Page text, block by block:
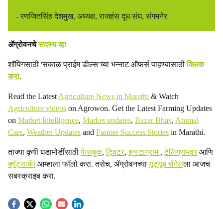
- रणजितसिंह देशमुख, अध्यक्ष, राजहंस दूध संघ, संगमनेर
ॲग्रोवनचेसदस्य व्हा
शॉपिंगसाठी 'सकाळ प्राईम डील्स'च्या भन्नाट ऑफर्स पाहण्यासाठीक्लिक
करा.
Read the Latest Agriculture News in Marathi & Watch
Agriculture videos on Agrowon. Get the Latest Farming Updates
on Market Intelligence, Market updates, Bazar Bhav, Animal
Care, Weather Updates and Farmer Success Stories in Marathi.
ताज्या कृषी घडामोडींसाठीफेसबुक,ट्विटर,इन्स्टाग्राम ,टेलिग्रामवरआणि
व्हॉट्सॲप आम्हाला फॉलो करा. तसेच, ॲग्रोवनच्यायूट्यूब चॅनेलला आजच
सबस्क्राइब करा.